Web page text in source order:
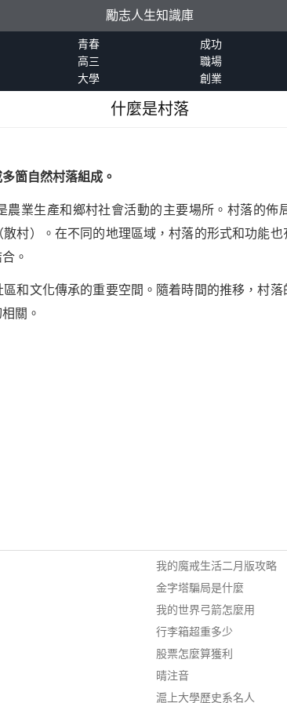
勵志人生知識庫
青春 成功
高三 職場
大學 創業
什麼是村落
箇自然村落組成。
農業生產和鄉村社會活動的主要場所。村落的佈
村）。在不同的地理區域，村落的形式和功能
。
和文化傳承的重要空間。隨着時間的推移，村
關。
我的魔戒生活二月版攻略
金字塔騙局是什麼
我的世界弓箭怎麼用
行李箱超重多少
股票怎麼算獲利
晴注音
滬上大學歷史系名人